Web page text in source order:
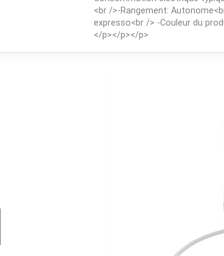
<br />-Rangement:
expresso<br /> -Couleur du
</p></p></p>